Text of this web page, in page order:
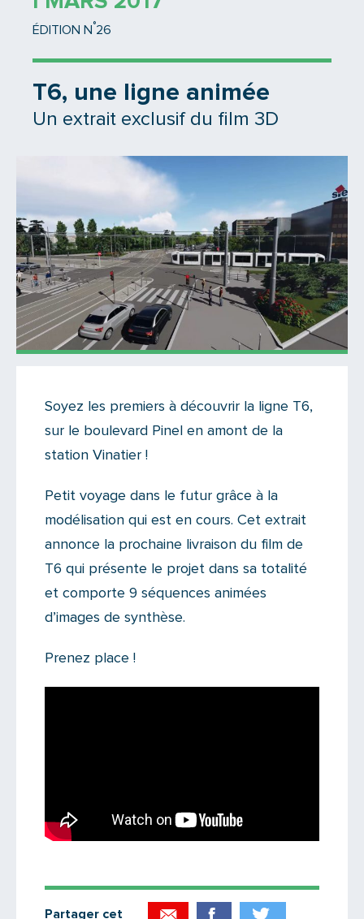
ÉDITION N °26
T6, une ligne animée
Un extrait exclusif du film 3D
Il y a 5 commentaires sur cet article
Ajoutez le vôtre
Soyez les premiers à découvrir la ligne T6,
sur le boulevard Pinel en amont de la
station Vinatier !
Petit voyage dans le futur grâce à la
modélisation qui est en cours. Cet extrait
annonce la prochaine livraison du film de
T6 qui présente le projet dans sa totalité
et comporte 9 séquences animées
d’images de synthèse.
Prenez place !
Partager cet